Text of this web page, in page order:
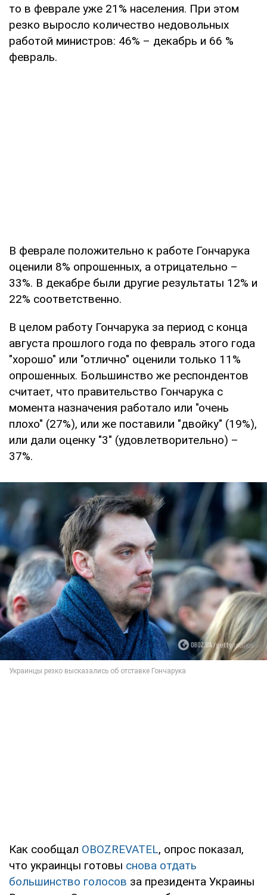
то в феврале уже 21% населения. При этом
резко выросло количество недовольных
работой министров: 46% – декабрь и 66 %
февраль.
В феврале положительно к работе Гончарука
оценили 8% опрошенных, а отрицательно –
33%. В декабре были другие результаты 12% и
22% соответственно.
В целом работу Гончарука за период с конца
августа прошлого года по февраль этого года
"хорошо" или "отлично" оценили только 11%
опрошенных. Большинство же респондентов
считает, что правительство Гончарука с
момента назначения работало или "очень
плохо" (27%), или же поставили "двойку" (19%),
или дали оценку "3" (удовлетворительно) –
37%.
Как сообщал OBOZREVATEL, опрос показал,
что украинцы готовы снова отдать
большинство голосов за президента Украины